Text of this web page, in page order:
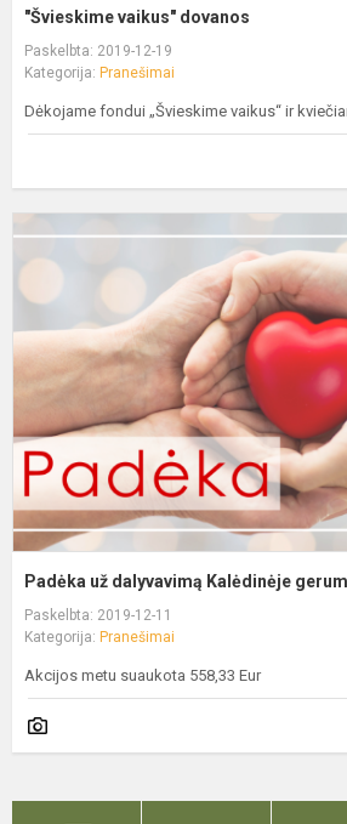
"Švieskime vaikus" dovanos
Paskelbta: 2019-12-19
Kategorija: Pranešimai
Dėkojame fondui „Švieskime vaikus“ ir
Padėka už dalyvavimą Kalėdinėje
Paskelbta: 2019-12-11
Kategorija: Pranešimai
Akcijos metu suaukota 558,33 Eur